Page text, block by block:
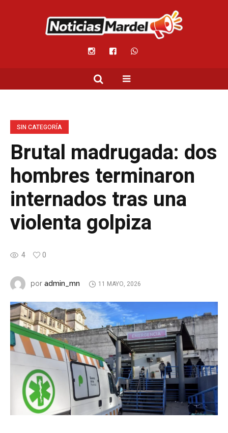
SIN CATEGORÍA
Brutal madrugada: dos
hombres terminaron
internados tras una
violenta golpiza
4 0
por admin_mn 11 MAYO, 2026